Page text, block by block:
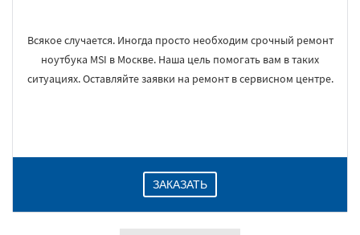
Всякое случается. Иногда просто необходим срочный ремонт
ноутбука MSI в Москве. Наша цель помогать вам в таких
ситуациях. Оставляйте заявки на ремонт в сервисном центре.
ЗАКАЗАТЬ